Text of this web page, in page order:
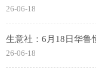
26-06-18
生意社：6月18日华鲁
26-06-18